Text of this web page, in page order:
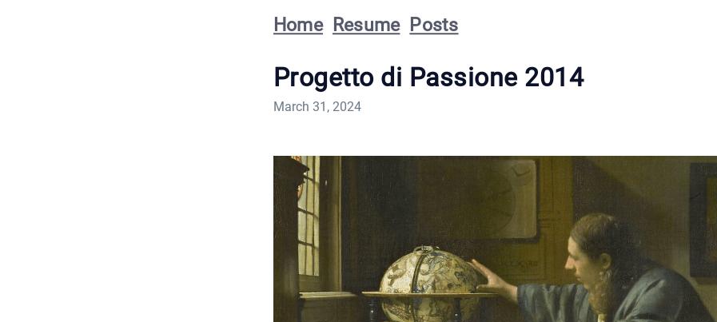
Home Resume Posts
Progetto di Passione 2014
March 31, 2024